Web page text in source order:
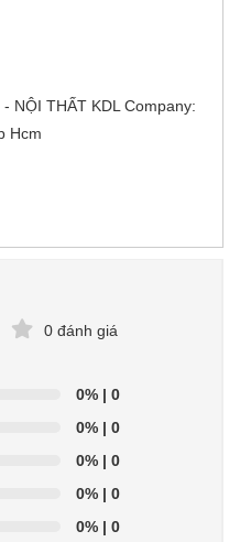
NỘI THẤT KDL Company:
Hcm
0 đánh giá
0% | 0
0% | 0
0% | 0
0% | 0
0% | 0